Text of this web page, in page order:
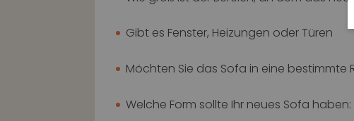
Gibt es Fenster, Heizungen oder Türen
Möchten Sie das Sofa in eine bestimmte
Welche Form sollte Ihr neues Sofa haben: